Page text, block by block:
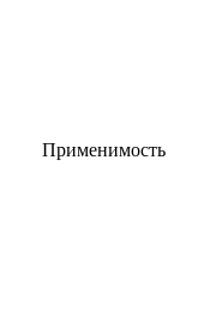
Применимость